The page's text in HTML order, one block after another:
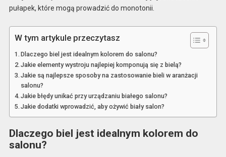
pułapek, które mogą prowadzić do monotonii.
W tym artykule przeczytasz
Dlaczego biel jest idealnym kolorem do salonu?
Jakie elementy wystroju najlepiej komponują się z bielą?
Jakie są najlepsze sposoby na zastosowanie bieli w aranżacji
salonu?
Jakie błędy unikać przy urządzaniu białego salonu?
Jakie dodatki wprowadzić, aby ożywić biały salon?
Dlaczego biel jest idealnym kolorem do
salonu?